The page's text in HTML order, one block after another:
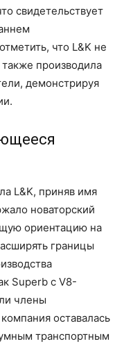
свидетельствует
что L&K не
производила
демонстрируя
L&K, приняв имя
новаторский
ориентацию на
границы
Superb с V8-
члены
оставалась
транспортным